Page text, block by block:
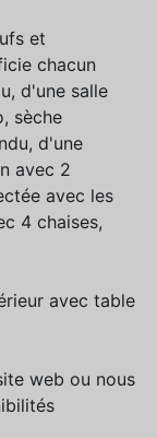
et
chacun
d'une salle
sèche
d'une
avec 2
avec les
4 chaises,
avec table
web ou nous